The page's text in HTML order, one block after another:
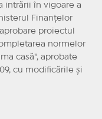
intrării în vigoare a
Finanțelor
proiectul
normelor
casă", aprobate
cu modificările și